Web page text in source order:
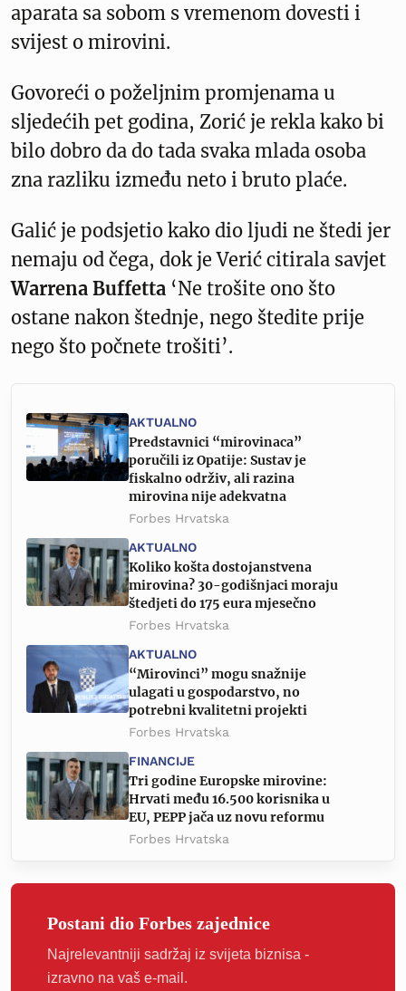
aparata sa sobom s vremenom dovesti i
svijest o mirovini.
Govoreći o poželjnim promjenama u
sljedećih pet godina, Zorić je rekla kako bi
bilo dobro da do tada svaka mlada osoba
zna razliku između neto i bruto plaće.
Galić je podsjetio kako dio ljudi ne štedi jer
nemaju od čega, dok je Verić citirala savjet
Warrena Buffetta ‘Ne trošite ono što
ostane nakon štednje, nego štedite prije
nego što počnete trošiti’.
AKTUALNO
Predstavnici “mirovinaca”
poručili iz Opatije: Sustav je
fiskalno održiv, ali razina
mirovina nije adekvatna
Forbes Hrvatska
AKTUALNO
Koliko košta dostojanstvena
mirovina? 30-godišnjaci moraju
štedjeti do 175 eura mjesečno
Forbes Hrvatska
AKTUALNO
“Mirovinci” mogu snažnije
ulagati u gospodarstvo, no
potrebni kvalitetni projekti
Forbes Hrvatska
FINANCIJE
Tri godine Europske mirovine:
Hrvati među 16.500 korisnika u
EU, PEPP jača uz novu reformu
Forbes Hrvatska
Postani dio Forbes zajednice
Najrelevantniji sadržaj iz svijeta biznisa -
izravno na vaš e-mail.